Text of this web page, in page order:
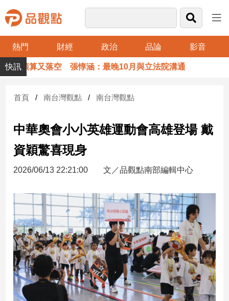
熱門 財經 政治 品論 影音
品
觀
財
台
財
新
股
市
房
地
產
算又落空 張惇涵：最晚10月與立法院溝通
首頁 南台灣觀點 南台灣觀點
中華奧會小小英雄運動會高雄登場 戴
資穎驚喜現身
2026/06/13 22:21:00 文／品觀點南部編輯中心